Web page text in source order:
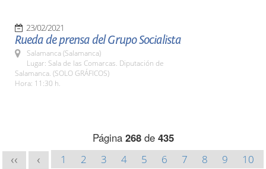
23/02/2021
Rueda de prensa del Grupo Socialista
Salamanca (Salamanca)
Lugar: Sala de las Comarcas. Diputación de
Salamanca. (SOLO GRÁFICOS)
Hora: 11:30 h.
Página 268de 435
<< < 1 2 3 4 5 6 7 8 9
10